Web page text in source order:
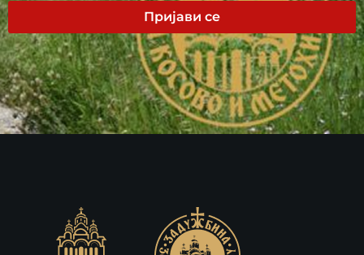
Пријави се